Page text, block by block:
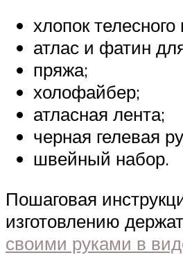
хлопок телесного
атлас и фатин
пряжа;
холофайбер;
атласная лента;
черная гелевая
швейный набор.
Пошаговая
изготовлению
своими руками в